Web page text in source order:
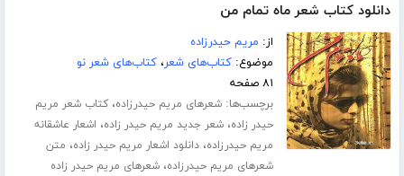
دانلود کتاب شعر ماه تمام من
از: مریم حیدرزاده
موضوع:کتاب‌های شعر،کتاب‌های شعر نو
۸۱ صفحه
برچسب‌ها:شعرهای مریم حیدرزاده،کتاب شعر مریم
حیدر زاده،شعر جدید مریم حیدر زاده، اشعار عاشقانه
مریم حیدرزاده،دانلود اشعار مریم حیدر زاده، متن
شعرهای مریم حیدرزاده،شعرهای مریم حیدر زاده